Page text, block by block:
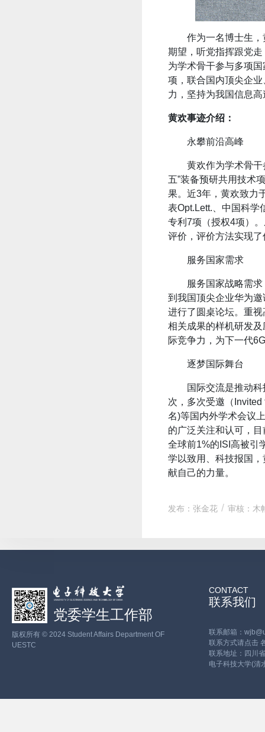
作为一名博士生
期望，听党指挥跟党
为学术骨干参与多项
项，联合国内顶尖企
力，坚持为我国信息
黄欢事迹介绍：
永攀前沿高峰
黄欢作为学术骨干
五”装备预研共用技术
果。近3年，黄欢致力
表Opt.Lett.、中国科学
专利7项（授权4项）
评价，评价方法实现
服务国家需求
服务国家战略需
到我国顶尖企业华为
进行了圆桌论坛。重
相关成果的样机研发
际竞争力，为下一代
逐梦国际舞台
国际交流是推动
次，多次受邀（
名)等国内外学术会议
的广泛关注和认可，
全球前1%的ISI高被引
学以致用、科技报国
献自己的力量。
发布：张金花 审核：木
党委学生工作部
版权所有 © 2024 Student Affairs Department OF
UESTC
CONTACT
联系我们
联系邮箱：
联系方式请点击
联系地址：四川
电子科技大学(清